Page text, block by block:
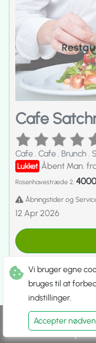
Cafe
Cafe. Cafe. Brunch .
Lukket Åbent Man.
Rosenhavestræde 2,
Åbningstider og
12 Apr 2026
Spis
Vi bruger egne
bruges til at
indstillinger.
Accepter